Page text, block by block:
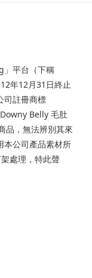
」平台（下稱
年12月31日終止
司註冊商標
Belly 毛肚
品，無法辨別其來
公司產品素材所
處理，特此聲